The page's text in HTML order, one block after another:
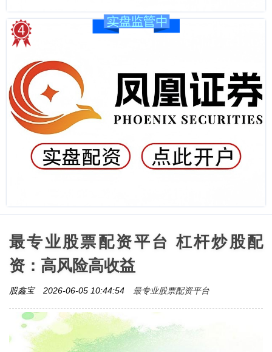
最专业股票配资平台 杠杆炒股配
资：高风险高收益
股鑫宝 2026-06-05 10:44:54 最专业股票配资平台